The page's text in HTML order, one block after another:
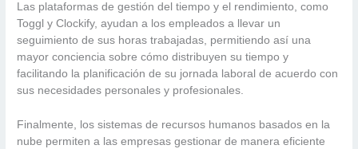
Las plataformas de gestión del tiempo y el rendimiento, como
Toggl y Clockify, ayudan a los empleados a llevar un
seguimiento de sus horas trabajadas, permitiendo así una
mayor conciencia sobre cómo distribuyen su tiempo y
facilitando la planificación de su jornada laboral de acuerdo con
sus necesidades personales y profesionales.
Finalmente, los sistemas de recursos humanos basados en la
nube permiten a las empresas gestionar de manera eficiente